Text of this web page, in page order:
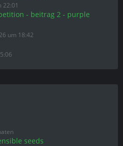
22:01
- beitrag 2 - purple
um 18:42
seeds